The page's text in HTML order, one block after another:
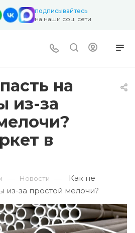
подписывайтесь
на наши соц. сети
на
из-за
в
— Новости —
Как не
из-за простой мелочи?